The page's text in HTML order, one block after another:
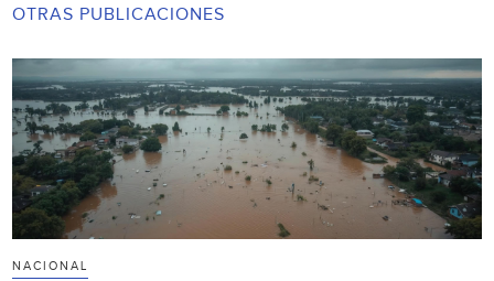
OTRAS PUBLICACIONES
NACIONAL